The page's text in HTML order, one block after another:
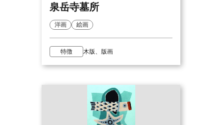
泉岳寺墓所
洋画 絵画
特徴 木版、版画